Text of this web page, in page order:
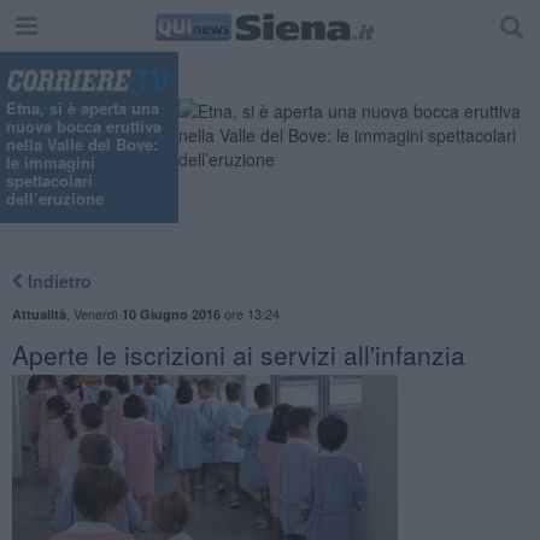
Etna, si è aperta una
nuova bocca eruttiva
nella Valle del Bove:
le immagini
spettacolari
dell’eruzione
Indietro
Attualità Venerdì 10 Giugno 2016ore 13:24
Aperte le iscrizioni ai servizi all'infanzia